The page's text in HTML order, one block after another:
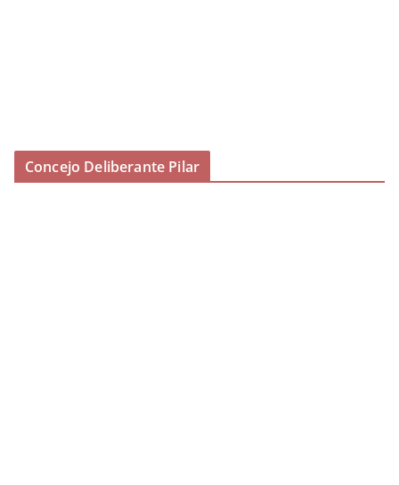
Concejo Deliberante Pilar